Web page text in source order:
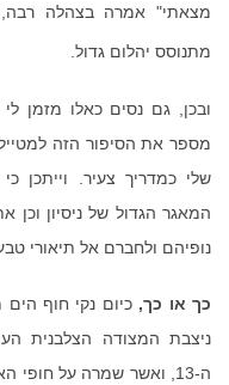
מצאתי" אמרה בצהלה רבה
מתנוסס יהלום גדול.
ובכן גם נסים כאלו מזמן לי
מספר את הסיפור הזה
שלי כמדריך צעיר
וייתכן
המאגר הגדול של ניסיון וכן
נופיהם ולחברם אל תיאורי
כך או כך, כיום נקי חוף
ניצבת המצודה הצלבנית
ה-13, ואשר שמרה על חופי